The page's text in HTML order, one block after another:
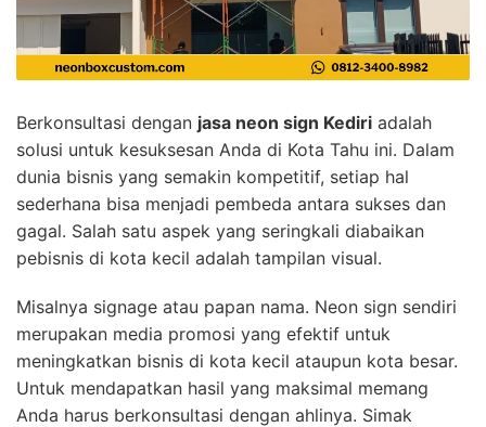
Berkonsultasi dengan jasa neon sign Kediri adalah
solusi untuk kesuksesan Anda di Kota Tahu ini. Dalam
dunia bisnis yang semakin kompetitif, setiap hal
sederhana bisa menjadi pembeda antara sukses dan
gagal. Salah satu aspek yang seringkali diabaikan
pebisnis di kota kecil adalah tampilan visual.
Misalnya signage atau papan nama. Neon sign sendiri
merupakan media promosi yang efektif untuk
meningkatkan bisnis di kota kecil ataupun kota besar.
Untuk mendapatkan hasil yang maksimal memang
Anda harus berkonsultasi dengan ahlinya. Simak